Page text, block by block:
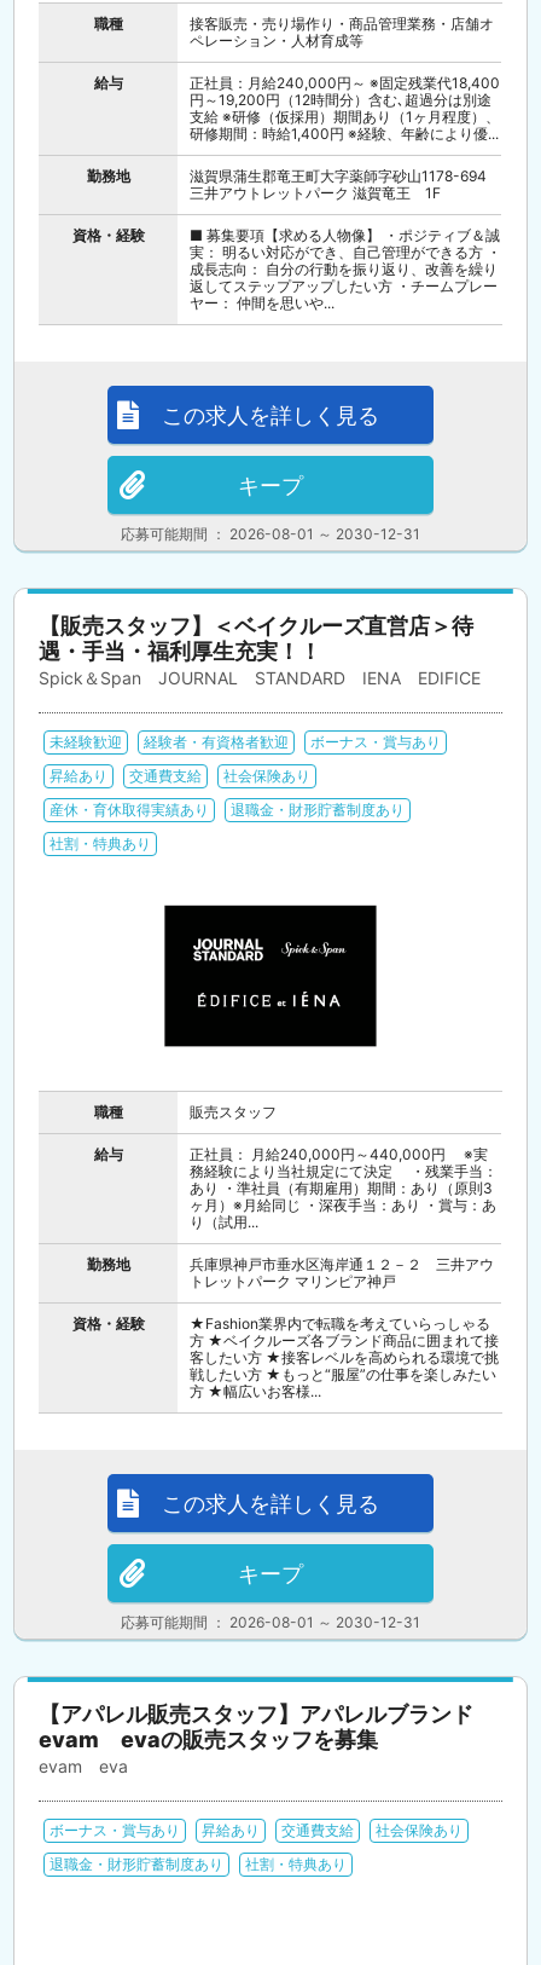
職種
接客販売・売り場作り・商品管理業務・店舗オ
ペレーション・人材育成等
給与
正社員：月給240,000円～ ※固定残業代18,400
円～19,200円（12時間分）含む､超過分は別途
支給 ※研修（仮採用）期間あり（1ヶ月程度）、
研修期間：時給1,400円 ※経験、年齢により優...
勤務地
滋賀県蒲生郡竜王町大字薬師字砂山1178-694
三井アウトレットパーク 滋賀竜王 1F
資格・経験
■ 募集要項【求める人物像】 ・ポジティブ＆誠
実： 明るい対応ができ、自己管理ができる方 ・
成長志向： 自分の行動を振り返り、改善を繰り
返してステップアップしたい方 ・チームプレー
ヤー： 仲間を思いや...
応募可能期間 ： 2026-08-01 ～ 2030-12-31
この求人を詳しく見る
キープ
【販売スタッフ】＜ベイクルーズ直営店＞待
遇・手当・福利厚生充実！！
Spick＆Span JOURNAL STANDARD IENA EDIFICE
未経験歓迎 経験者・有資格者歓迎
ボーナス・賞与あり
昇給あり
交通費支給
社会保険あり
産休・育休取得実績あり
退職金・財形貯蓄制度あり
社割・特典あり
職種 販売スタッフ
給与
正社員： 月給240,000円～440,000円 ※実
務経験により当社規定にて決定 ・残業手当：
あり ・準社員（有期雇用）期間：あり（原則3
ヶ月）※月給同じ ・深夜手当：あり ・賞与：あ
り（試用...
勤務地
兵庫県神戸市垂水区海岸通１２－２ 三井アウ
トレットパーク マリンピア神戸
資格・経験
★Fashion業界内で転職を考えていらっしゃる
方 ★ベイクルーズ各ブランド商品に囲まれて接
客したい方 ★接客レベルを高められる環境で挑
戦したい方 ★もっと“服屋”の仕事を楽しみたい
方 ★幅広いお客様...
応募可能期間 ： 2026-08-01 ～ 2030-12-31
この求人を詳しく見る
キープ
【アパレル販売スタッフ】アパレルブランド
evam evaの販売スタッフを募集
evam eva
ボーナス・賞与あり 昇給あり 交通費支給
社会保険あり
退職金・財形貯蓄制度あり
社割・特典あり